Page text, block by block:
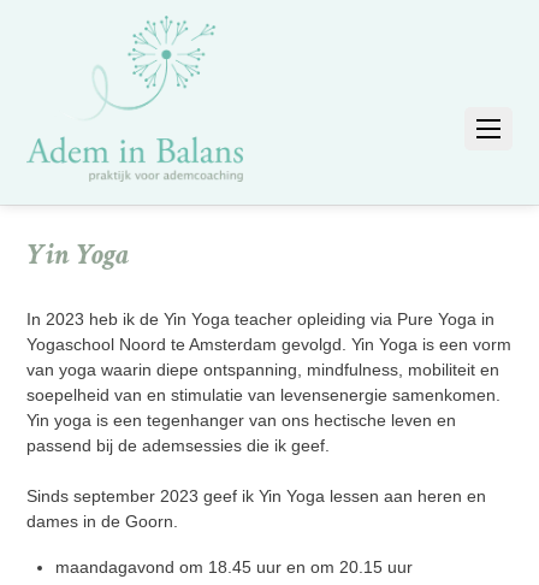
Yin Yoga
In 2023 heb ik de Yin Yoga teacher opleiding via Pure Yoga in
Yogaschool Noord te Amsterdam gevolgd. Yin Yoga is een vorm
van yoga waarin diepe ontspanning, mindfulness, mobiliteit en
soepelheid van en stimulatie van levensenergie samenkomen.
Yin yoga is een tegenhanger van ons hectische leven en
passend bij de ademsessies die ik geef.
Sinds september 2023 geef ik Yin Yoga lessen aan heren en
dames in de Goorn.
maandagavond om 18.45 uur en om 20.15 uur